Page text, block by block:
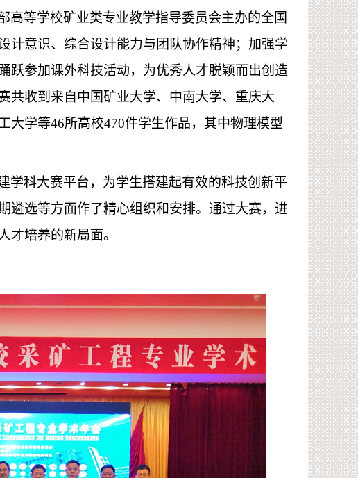
等学校矿业类专业教学指导委员会主办的全国
计意识、综合设计能力与团队协作精神；加强学
跃参加课外科技活动，为优秀人才脱颖而出创造
共收到来自中国矿业大学、中南大学、重庆大
大学等46所高校470件学生作品，其中物理模型
学科大赛平台，为学生搭建起有效的科技创新平
遴选等方面作了精心组织和安排。通过大赛，进
才培养的新局面。